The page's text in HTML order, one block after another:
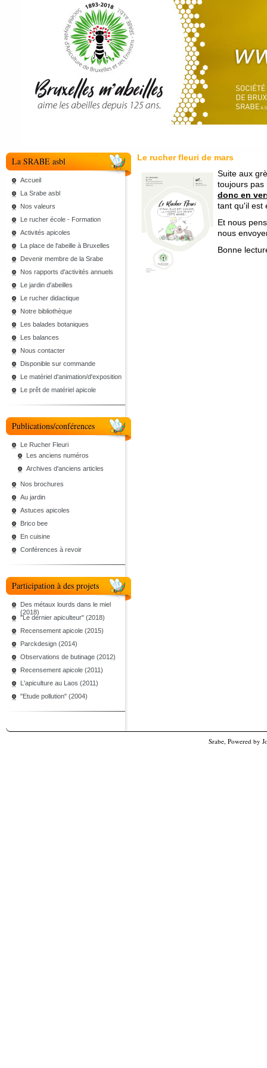
La SRABE asbl
Accueil
La Srabe asbl
Nos valeurs
Le rucher école - Formation
Activités apicoles
La place de l'abeille à Bruxelles
Devenir membre de la Srabe
Nos rapports d'activités annuels
Le jardin d'abeilles
Le rucher didactique
Notre bibliothèque
Les balades botaniques
Les balances
Nous contacter
Disponible sur commande
Le matériel d'animation/d'exposition
Le prêt de matériel apicole
Publications/conférences
Le Rucher Fleuri
Les anciens numéros
Archives d'anciens articles
Nos brochures
Au jardin
Astuces apicoles
Brico bee
En cuisine
Conférences à revoir
Participation à des projets
Des métaux lourds dans le miel
(2018)
"Le dernier apiculteur" (2018)
Recensement apicole (2015)
Parckdesign (2014)
Observations de butinage (2012)
Recensement apicole (2011)
L'apiculture au Laos (2011)
"Etude pollution" (2004)
Le rucher fleuri de mars
Suite aux
toujours
donc en
tant qu'il est
Et nous
nous
Bonne
Srabe, Powered by